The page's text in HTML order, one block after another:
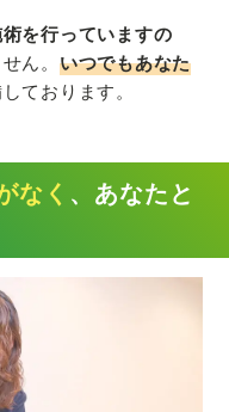
を行っていますの
ん。 いつでもあなた
ております。
なく 、あなたと